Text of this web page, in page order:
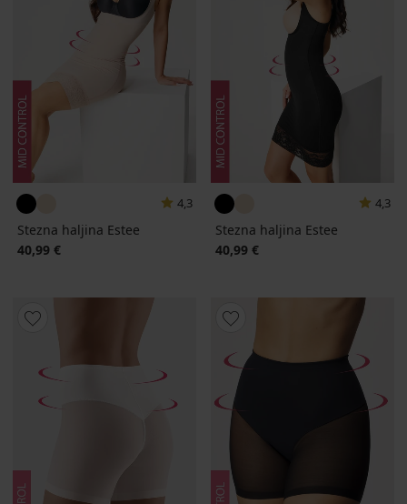
4,3
Stezna haljina Estee
40,99 €
4,3
Stezna haljina Estee
40,99 €